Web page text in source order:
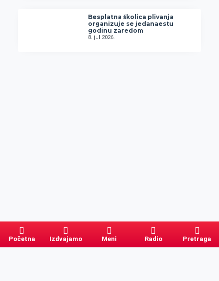
Besplatna školica plivanja
organizuje se jedanaestu
godinu zaredom
8. jul 2026.
Početna Izdvajamo Meni Radio Pretraga